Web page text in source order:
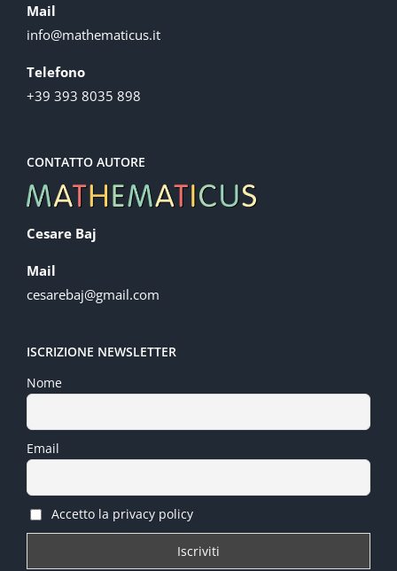
Mail
info@mathematicus.it
Telefono
+39 393 8035 898
CONTATTO AUTORE
Cesare Baj
Mail
cesarebaj@gmail.com
ISCRIZIONE NEWSLETTER
Nome
Email
Accetto la privacy policy